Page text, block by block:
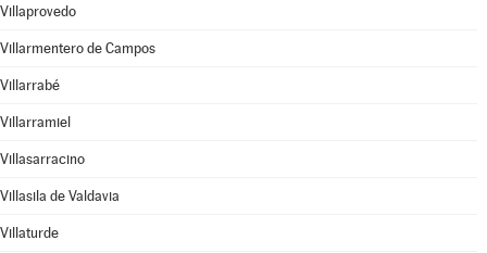
Villaprovedo
Villarmentero de Campos
Villarrabé
Villarramiel
Villasarracino
Villasila de Valdavia
Villaturde